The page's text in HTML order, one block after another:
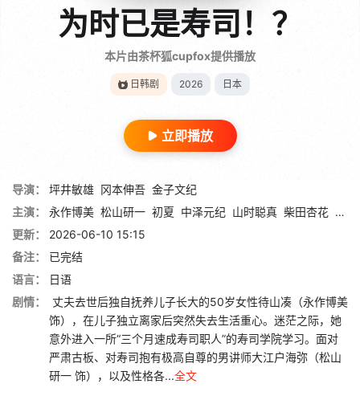
为时已是寿司！？
本片由茶杯狐cupfox提供播放
日韩剧 2026 日本
立即播放
导演： 坪井敏雄 冈本伸吾 金子文纪
主演：
永作博美 松山研一 初夏 中泽元纪 山时聪真 柴田杏花 平
更新：
2026-06-10 15:15
备注：
已完结
语言：
日语
剧情：
丈夫去世后独自抚养儿子长大的50岁女性待山凑（永作博美
饰），在儿子独立离家后突然失去生活重心。迷茫之际，她
意外进入一所“三个月速成寿司职人”的寿司学院学习。面对
严肃古板、对寿司抱有极高自尊的男讲师大江户海弥（松山
研一 饰），以及性格各...全文